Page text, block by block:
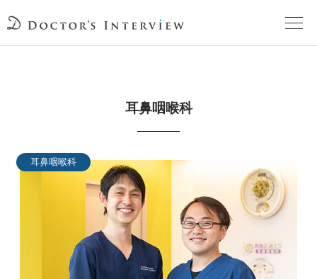
頼れるドクターが教える治療法
街の頼れるドクターたち
インタビューを検索
耳鼻咽喉科
耳鼻咽喉科